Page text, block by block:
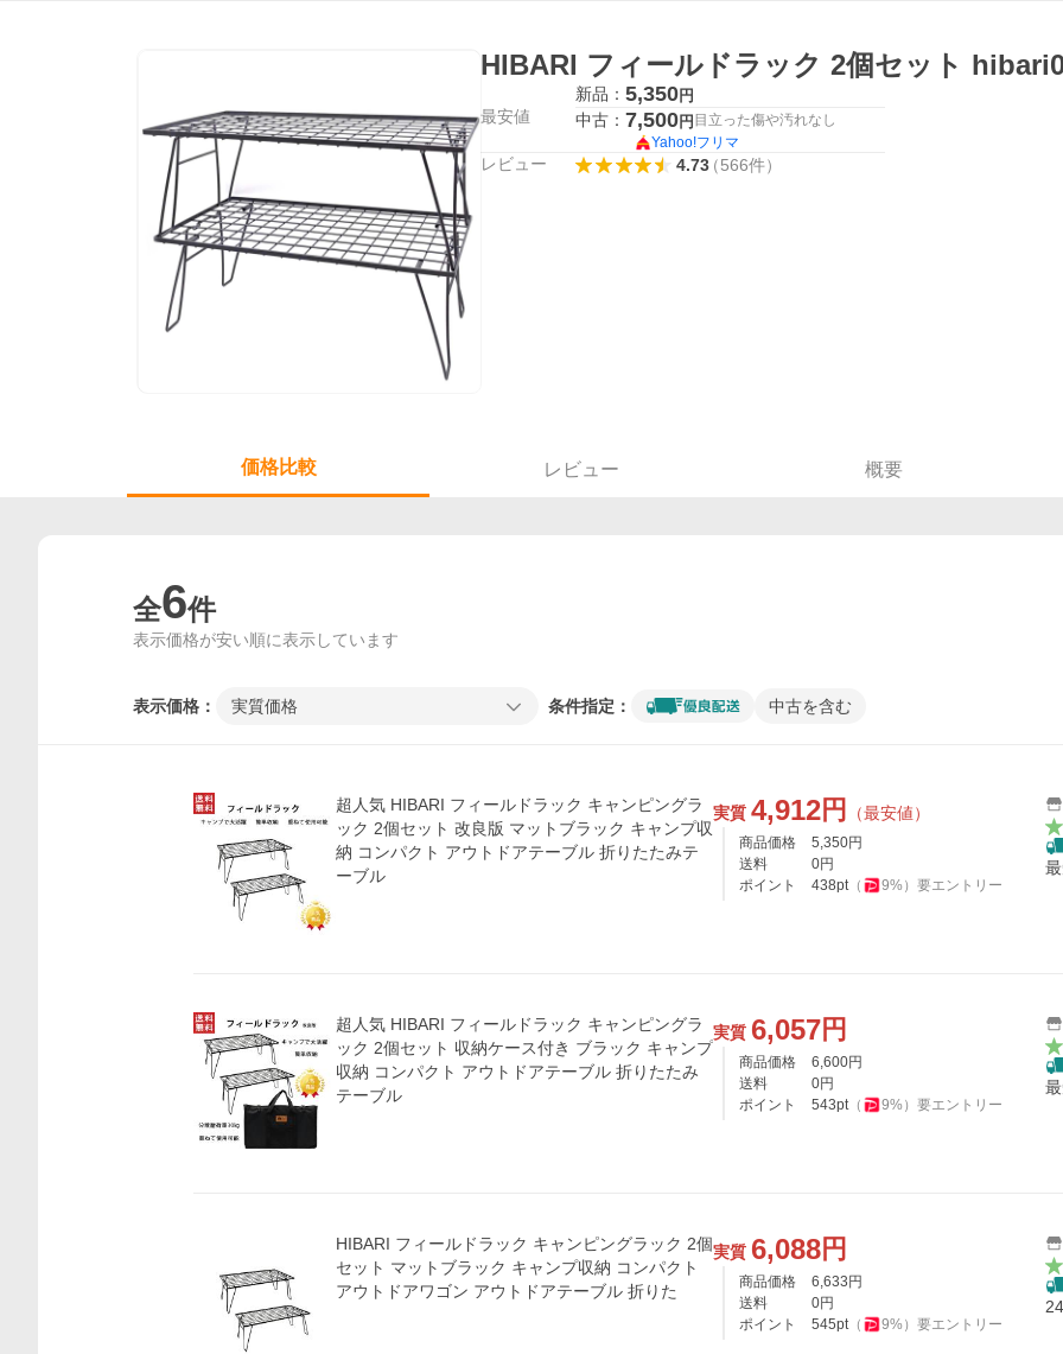
HIBARI フィールドラック 2個セット
最安値
新品： 5,350円
中古： 7,500円 目立った傷や汚れなし
Yahoo!フリマ
レビュー 4.73（566件）
価格比較 レビュー 概要
全6件
表示価格が安い順に表示しています
表示価格： 実質価格 条件指定： 中古を含む
超人気 HIBARI フィールドラック キャンピングラ
ック 2個セット 改良版 マットブラック キャンプ収
納 コンパクト アウトドアテーブル 折りたたみテ
ーブル
実質 4,912円 （最安値）
商品価格 5,350円
送料
0円
ポイント
438pt（ 9%） 要エントリー
超人気 HIBARI フィールドラック キャンピングラ
ック 2個セット 収納ケース付き ブラック キャンプ
収納 コンパクト アウトドアテーブル 折りたたみ
テーブル
実質 6,057円
商品価格 6,600円
送料
0円
ポイント
543pt（ 9%） 要エントリー
HIBARI フィールドラック キャンピングラック 2個
セット マットブラック キャンプ収納 コンパクト
アウトドアワゴン アウトドアテーブル 折りた
実質 6,088円
商品価格 6,633 円
送料
0円
ポイント
545pt（ 9%） 要エントリー